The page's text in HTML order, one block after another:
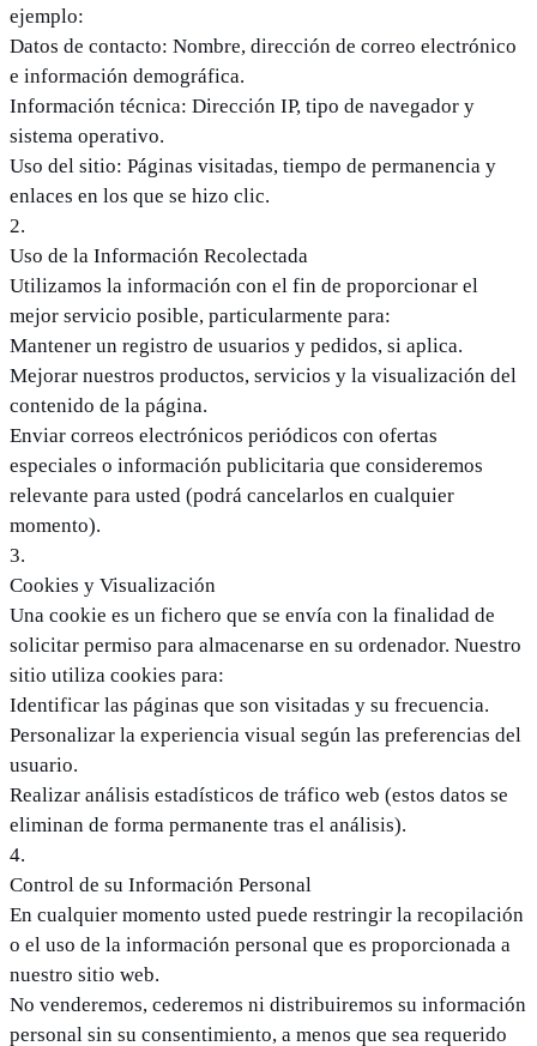
ejemplo:
Datos de contacto: Nombre, dirección de correo electrónico
e información demográfica.
Información técnica: Dirección IP, tipo de navegador y
sistema operativo.
Uso del sitio: Páginas visitadas, tiempo de permanencia y
enlaces en los que se hizo clic.
2.
Uso de la Información Recolectada
Utilizamos la información con el fin de proporcionar el
mejor servicio posible, particularmente para:
Mantener un registro de usuarios y pedidos, si aplica.
Mejorar nuestros productos, servicios y la visualización del
contenido de la página.
Enviar correos electrónicos periódicos con ofertas
especiales o información publicitaria que consideremos
relevante para usted (podrá cancelarlos en cualquier
momento).
3.
Cookies y Visualización
Una cookie es un fichero que se envía con la finalidad de
solicitar permiso para almacenarse en su ordenador. Nuestro
sitio utiliza cookies para:
Identificar las páginas que son visitadas y su frecuencia.
Personalizar la experiencia visual según las preferencias del
usuario.
Realizar análisis estadísticos de tráfico web (estos datos se
eliminan de forma permanente tras el análisis).
4.
Control de su Información Personal
En cualquier momento usted puede restringir la recopilación
o el uso de la información personal que es proporcionada a
nuestro sitio web.
No venderemos, cederemos ni distribuiremos su información
personal sin su consentimiento, a menos que sea requerido